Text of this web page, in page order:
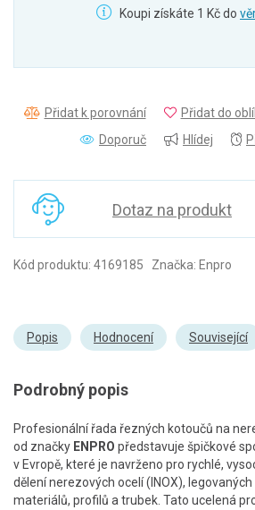
Koupi získáte 1 Kč do
Přidat k porovnání Přidat do
Doporuč
Hlídej
Dotaz na produkt
Kód produktu: 4169185 Značka: Enpro
Popis Hodnocení Související
Podrobný popis
Profesionální řada řezných kotoučů na
od značky ENPRO představuje špičkové
v Evropě, které je navrženo pro rychlé,
dělení nerezových ocelí (INOX),
materiálů, profilů a trubek. Tato ucelená